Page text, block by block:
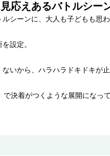
応えあるバトルシー
シーンに、大人も子どもも思わ
設定。
いから、ハラハラドキドキが止
で決着がつくような展開にな